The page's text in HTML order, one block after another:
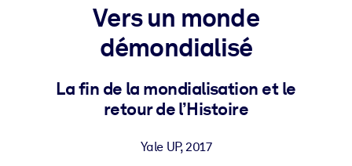
For LMS/LXP
Bring bite-sized, verified knowledge into your LMS/LXP for
learning results.
Enrich your corporate library with trusted, ready-to-use business
Vers un monde
démondialisé
La fin de la mondialisation et le
retour de l’Histoire
Yale UP,2017